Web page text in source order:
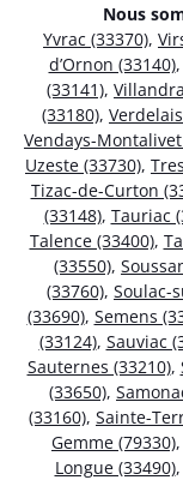
Nous
Yvrac (33370),
d’Ornon (33140),
(33141),
(33180),
Vendays-
Uzeste (33730),
Tizac-de-Curton
(33148), Tauriac
Talence (33400),
(33550),
(33760), Soulac-
(33690), Semens
(33124), Sauviac
Sauternes (33210),
(33650),
(33160), Sainte-
Gemme (79330),
Longue (33490),